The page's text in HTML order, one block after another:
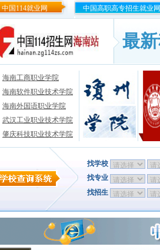
中国114就业网 中国高职高专招生就业网
最
海南工商职业学院
海南软件职业技术学院
海南外国语职业学院
武汉工业职业技术学院
肇庆科技职业技术学院
找学校
找专业
找招生